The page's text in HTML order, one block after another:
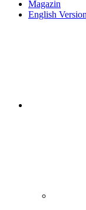
Magazin
English Version